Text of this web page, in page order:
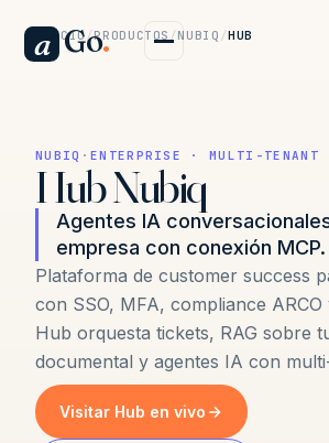
a Go.
INICIO /PRODUCTOS / NUBIQ /HUB
NUBIQ · ENTERPRISE · MULTI-TENANT
Hub Nubiq
Agentes IA
empresa con conexión MCP.
Plataforma de customer success
con SSO, MFA, compliance
Hub orquesta tickets, RAG sobre
documental y agentes IA con
Visitar Hub en vivo